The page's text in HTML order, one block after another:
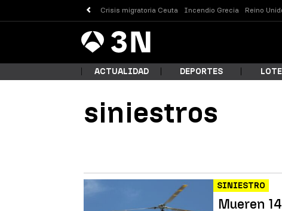
Crisis migratoria Ceuta Incendio Grecia Reino
Antena
3 Noticias
ACTUALIDAD DEPORTES
siniestros
SINIESTRO
Mueren